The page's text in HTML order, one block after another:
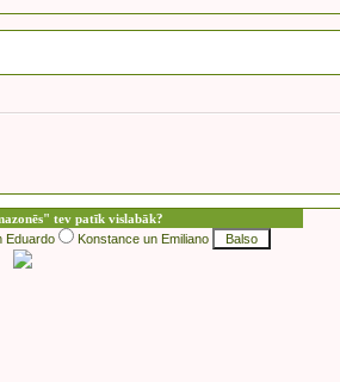
tev patīk vislabāk?
Eduardo Konstance un Emiliano